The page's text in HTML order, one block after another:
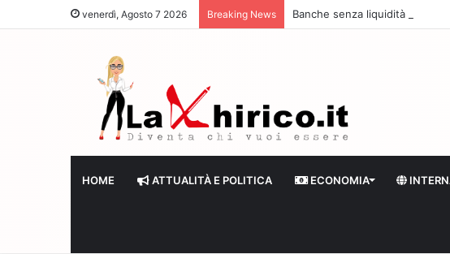
venerdì, Agosto 7 2026 Breaking News Banche senza liquidità e
HOME ATTUALITÀ E POLITICA ECONOMIA